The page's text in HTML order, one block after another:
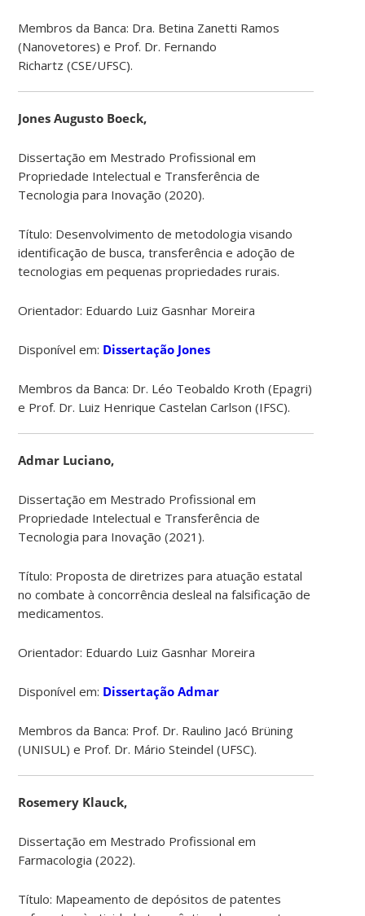
Membros da Banca: Dra. Betina Zanetti Ramos
(Nanovetores) e Prof. Dr. Fernando
Richartz (CSE/UFSC).
Jones Augusto Boeck,
Dissertação em Mestrado Profissional em
Propriedade Intelectual e Transferência de
Tecnologia para Inovação (2020).
Título: Desenvolvimento de metodologia visando
identificação de busca, transferência e adoção de
tecnologias em pequenas propriedades rurais.
Orientador: Eduardo Luiz Gasnhar Moreira
Disponível em: Dissertação Jones
Membros da Banca: Dr. Léo Teobaldo Kroth (Epagri)
e Prof. Dr. Luiz Henrique Castelan Carlson (IFSC).
Admar Luciano,
Dissertação em Mestrado Profissional em
Propriedade Intelectual e Transferência de
Tecnologia para Inovação (2021).
Título: Proposta de diretrizes para atuação estatal
no combate à concorrência desleal na falsificação de
medicamentos.
Orientador: Eduardo Luiz Gasnhar Moreira
Disponível em: Dissertação Admar
Membros da Banca: Prof. Dr. Raulino Jacó Brüning
(UNISUL) e Prof. Dr. Mário Steindel (UFSC).
Rosemery Klauck,
Dissertação em Mestrado Profissional em
Farmacologia (2022).
Título: Mapeamento de depósitos de patentes